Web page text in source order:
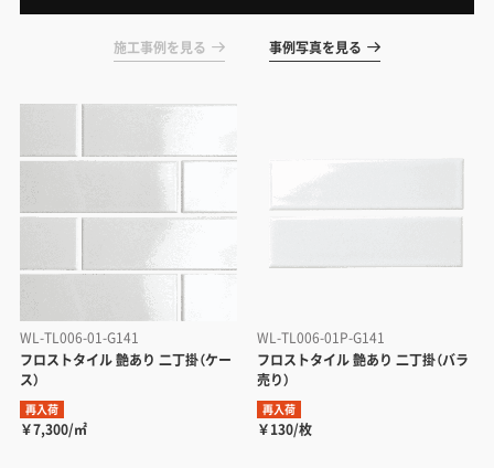
施工事例を見る 事例写真を見る
WL-TL006-01-G141
フロストタイル 艶あり 二丁掛（ケー
ス）
再入荷
￥7,300/㎡
WL-TL006-01P-G141
フロストタイル 艶あり 二丁掛（バラ
売り）
再入荷
￥130/枚